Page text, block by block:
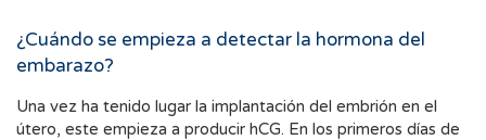
¿Cuándo se empieza a detectar la hormona del
embarazo?
Una vez ha tenido lugar la implantación del embrión en el
útero, este empieza a producir hCG. En los primeros días de